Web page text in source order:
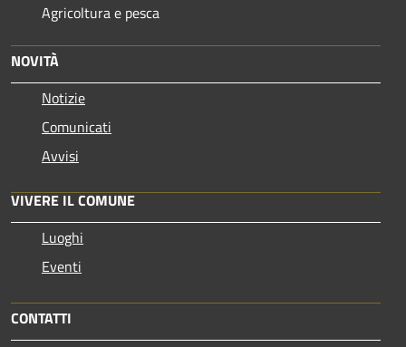
Agricoltura e pesca
NOVITÀ
Notizie
Comunicati
Avvisi
VIVERE IL COMUNE
Luoghi
Eventi
CONTATTI